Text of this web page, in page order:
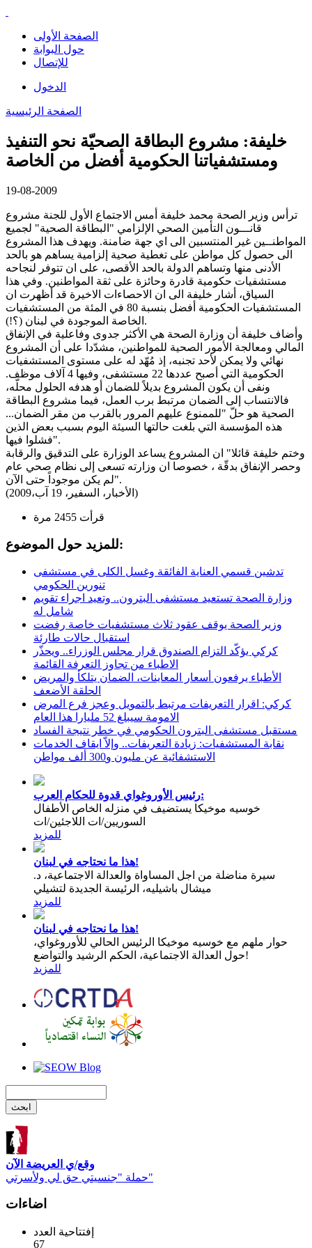
الصفحة الأولى
حول البوابة
للإتصال
الدخول
الصفحة الرئيسية
خليفة: مشروع البطاقة الصحيّة نحو التنفيذ
ومستشفياتنا الحكومية أفضل من الخاصة
19-08-2009
ترأس وزير الصحة محمد خليفة أمس الاجتماع الأول للجنة مشروع
قانـــون التأمين الصحي الإلزامي "البطاقة الصحية" لجميع
المواطنــين غير المنتسبين الى اي جهة ضامنة. ويهدف هذا المشروع
الى حصول كل مواطن على تغطية صحية إلزامية يساهم هو بالحد
الأدنى منها وتساهم الدولة بالحد الأقصى، على ان تتوفر لنجاحه
مستشفيات حكومية قادرة وحائزة على ثقة المواطنين. وفي هذا
السياق، أشار خليفة الى ان الاحصاءات الاخيرة قد أظهرت ان
المستشفيات الحكومية أفضل بنسبة 80 في المئة من المستشفيات
الخاصة الموجودة في لبنان (؟!).
وأضاف خليفة أن وزارة الصحة هي الأكثر جدوى وفاعلية في الإنفاق
المالي ومعالجة الأمور الصحية للمواطنين، مشدّدا على أن المشروع
نهائي ولا يمكن لأحد تجنبه، إذ مُهّد له على مستوى المستشفيات
الحكومية التي أصبح عددها 22 مستشفى، وفيها 4 آلاف موظف.
ونفى أن يكون المشروع بديلاً للضمان أو هدفه الحلول محلّه،
فالانتساب إلى الضمان مرتبط برب العمل، فيما مشروع البطاقة
الصحية هو حلّ "للممنوع عليهم المرور بالقرب من مقر الضمان...
هذه المؤسسة التي بلغت حالتها السيئة اليوم بسبب بعض الذين
فشلوا فيها".
وختم خليفة قائلا" ان المشروع يساعد الوزارة على التدقيق والرقابة
وحصر الإنفاق بدقّة ، خصوصا ان وزارته تسعى إلى نظام صحي عام
لم يكن موجوداً حتى الآن".
(الأخبار، السفير، 19 آب،2009)
قرأت 2455 مرة
للمزيد حول الموضوع:
تدشين قسمي العناية الفائقة وغسل الكلى في مستشفى
تنورين الحكومي
وزارة الصحة تستعيد مستشفى البترون.. وتعيد اجراء تقويم
شامل له
وزير الصحة يوقف عقود ثلاث مستشفيات خاصة رفضت
استقبال حالات طارئة
كركي يؤكّد التزام الصندوق قرار مجلس الوزراء.. ويحذّر
الاطباء من تجاوز التعرفة القائمة
الأطباء يرفعون أسعار المعاينات، الضمان يتلكأ والمريض
الحلقة الأضعف
كركي: اقرار التعريفات مرتبط بالتمويل وعجز فرع المرض
الامومة سيبلغ 52 مليارا هذا العام
مستقبل مستشفى البترون الحكومي في خطر نتيجة الفساد
نقابة المستشفيات: زيادة التعريفات.. وإلاّ ايقاف الخدمات
الاستشفائية عن مليون و300 ألف مواطن
رئيس الأوروغواي قدوة للحكام العرب:
خوسيه موخيكا يستضيف في منزله الخاص الأطفال
السوريين/ات اللاجئين/ات
للمزيد
هذا ما نحتاجه في لبنان!
سيرة مناضلة من اجل المساواة والعدالة الاجتماعية، د.
ميشال باشيليه، الرئيسة الجديدة لتشيلي
للمزيد
هذا ما نحتاجه في لبنان!
حوار ملهم مع خوسيه موخيكا الرئيس الحالي للأوروغواي،
حول العدالة الاجتماعية، الحكم الرشيد والتواضع!
للمزيد
وقع/ي العريضة الآن
حملة "جنسيتي حق لي ولأسرتي"
اضاءات
إفتتاحية العدد
67